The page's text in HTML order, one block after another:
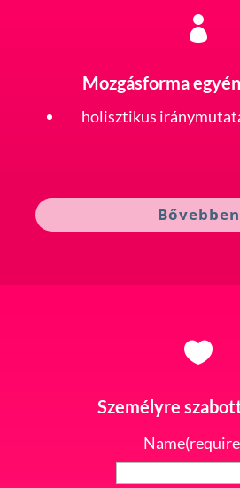

Mozgásforma
holisztikus
Bővebben

Személyre
Name